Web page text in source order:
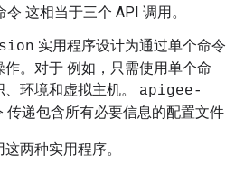
令 这相当于三个 API 调用。
实用程序设计为通过单个命令
。对于 例如，只需使用单个命
环境和虚拟主机。 apigee-
传递包含所有必要信息的配置文件
两种实用程序。